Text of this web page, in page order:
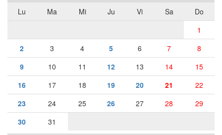
Lu
Ma Mi Ju Vi Sa
Do
1
2
3 4 5 6 7
8
9
10 11 12 13 14
15
16
17 18 19 20 21
22
23
24 25 26 27 28
29
30
31